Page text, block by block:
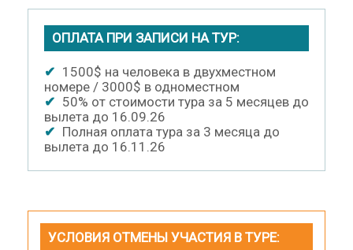
ОПЛАТА ПРИ ЗАПИСИ НА ТУР:
✔ 1500$ на человека в двухместном
номере / 3000$ в одноместном
✔ 50% от стоимости тура за 5 месяцев до
вылета до 16.09.26
✔ Полная оплата тура за 3 месяца до
вылета до 16.11.26
УСЛОВИЯ ОТМЕНЫ УЧАСТИЯ В ТУРЕ: